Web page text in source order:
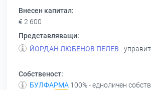
Внесен капитал:
€ 2 600
Представляващи:
ЙОРДАН ЛЮБЕНОВ ПЕЛЕВ -
Собственост:
БУЛФАРМА 100% - едноличен